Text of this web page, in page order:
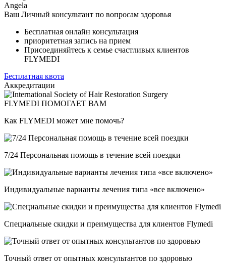
Angela
Ваш Личный консультант по вопросам здоровья
Бесплатная онлайн консультация
приоритетная запись на прием
Присоединяйтесь к семье счастливых клиентов
FLYMEDI
Бесплатная квота
Аккредитации
FLYMEDI ПОМОГАЕТ ВАМ
Как FLYMEDI может мне помочь?
7/24 Персональная помощь в течение всей поездки
Индивидуальные варианты лечения типа «все включено»
Специальные скидки и преимущества для клиентов Flymedi
Точный ответ от опытных консультантов по здоровью